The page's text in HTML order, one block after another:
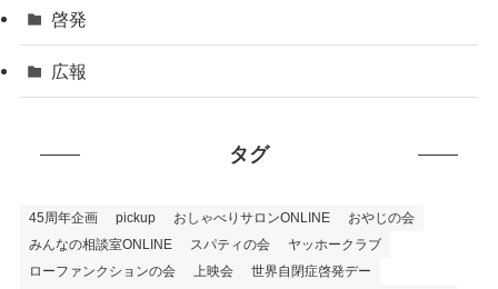
啓発
広報
タグ
45周年企画 pickup おしゃべりサロンONLINE
おやじの会
みんなの相談室ONLINE
スパティの会
ヤッホークラブ
ローファンクションの会
上映会
世界自閉症啓発デー